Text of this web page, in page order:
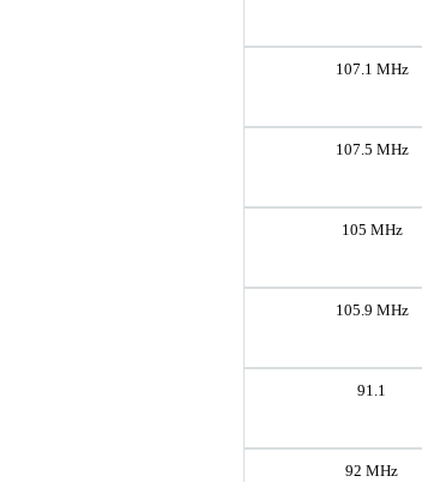
107.1 MHz
107.5 MHz
105 MHz
105.9 MHz
91.1
92 MHz